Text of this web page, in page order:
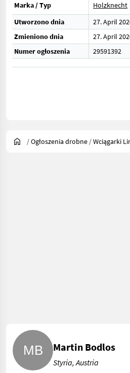
Marka / Typ
Holzknecht
Utworzono dnia
27. April
Zmieniono dnia
27. April
Numer ogłoszenia
29591392
/Ogłoszenia drobne /Wciągarki
Martin Bodlos
Styria, Austria